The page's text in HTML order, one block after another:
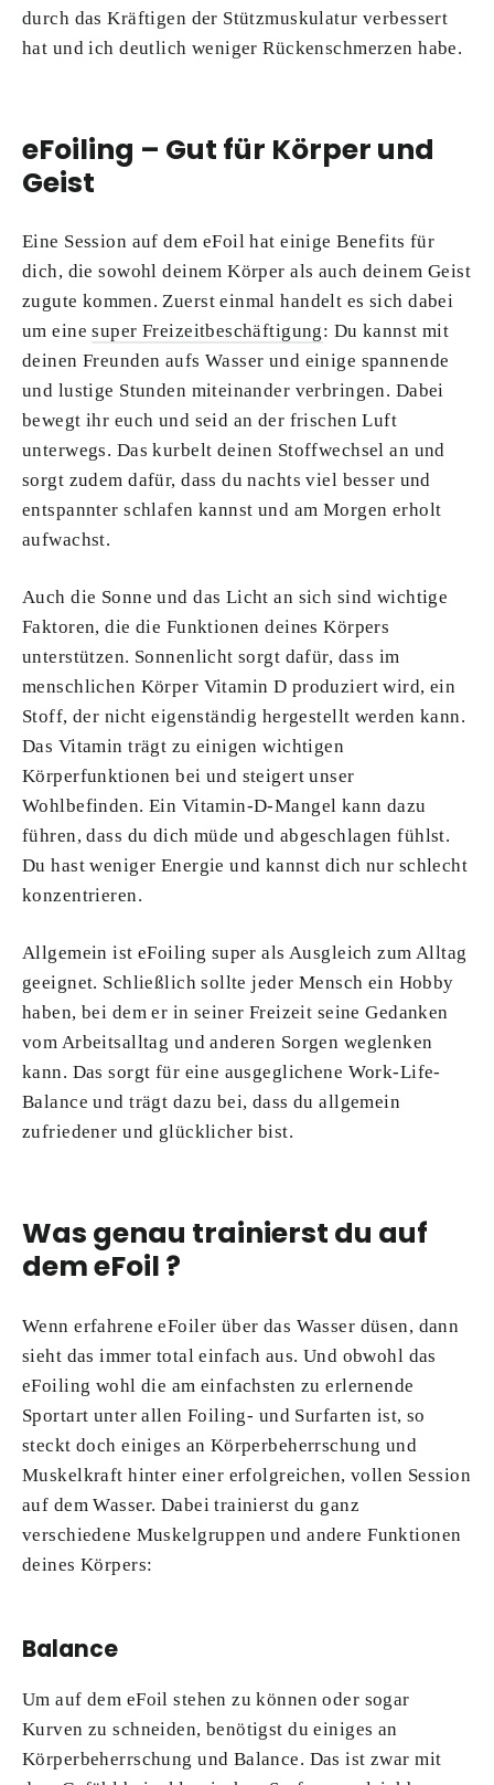
durch das Kräftigen der Stützmuskulatur verbessert
hat und ich deutlich weniger Rückenschmerzen habe.
eFoiling – Gut für Körper und
Geist
Eine Session auf dem eFoil hat einige Benefits für
dich, die sowohl deinem Körper als auch deinem Geist
zugute kommen. Zuerst einmal handelt es sich dabei
um einesuper Freizeitbeschäftigung: Du kannst mit
deinen Freunden aufs Wasser und einige spannende
und lustige Stunden miteinander verbringen. Dabei
bewegt ihr euch und seid an der frischen Luft
unterwegs. Das kurbelt deinen Stoffwechsel an und
sorgt zudem dafür, dass du nachts viel besser und
entspannter schlafen kannst und am Morgen erholt
aufwachst.
Auch die Sonne und das Licht an sich sind wichtige
Faktoren, die die Funktionen deines Körpers
unterstützen. Sonnenlicht sorgt dafür, dass im
menschlichen Körper Vitamin D produziert wird, ein
Stoff, der nicht eigenständig hergestellt werden kann.
Das Vitamin trägt zu einigen wichtigen
Körperfunktionen bei und steigert unser
Wohlbefinden. Ein Vitamin-D-Mangel kann dazu
führen, dass du dich müde und abgeschlagen fühlst.
Du hast weniger Energie und kannst dich nur schlecht
konzentrieren.
Allgemein ist eFoiling super als Ausgleich zum Alltag
geeignet. Schließlich sollte jeder Mensch ein Hobby
haben, bei dem er in seiner Freizeit seine Gedanken
vom Arbeitsalltag und anderen Sorgen weglenken
kann. Das sorgt für eine ausgeglichene Work-Life-
Balance und trägt dazu bei, dass du allgemein
zufriedener und glücklicher bist.
Was genau trainierst du auf
dem eFoil ?
Wenn erfahrene eFoiler über das Wasser düsen, dann
sieht das immer total einfach aus. Und obwohl das
eFoiling wohl die am einfachsten zu erlernende
Sportart unter allen Foiling- und Surfarten ist, so
steckt doch einiges an Körperbeherrschung und
Muskelkraft hinter einer erfolgreichen, vollen Session
auf dem Wasser. Dabei trainierst du ganz
verschiedene Muskelgruppen und andere Funktionen
deines Körpers:
Balance
Um auf dem eFoil stehen zu können oder sogar
Kurven zu schneiden, benötigst du einiges an
Körperbeherrschung und Balance. Das ist zwar mit